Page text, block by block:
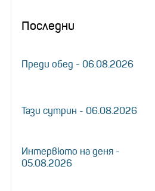
Последни
Преди обед - 06.08.2026
Тази сутрин - 06.08.2026
Интервюто на деня -
05.08.2026